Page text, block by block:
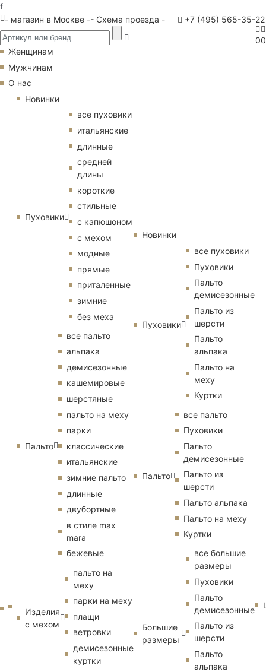
f
- магазин в Москве -- Схема проезда - +7 (495) 565-35-22
00
Женщинам
Мужчинам
О нас
Новинки
Пуховики
все пуховики
итальянские
длинные
средней
длины
короткие
стильные
с капюшоном
с мехом
модные
прямые
приталенные
зимние
без меха
Пальто
все пальто
альпака
демисезонные
кашемировые
шерстяные
пальто на меху
парки
классические
итальянские
зимние пальто
длинные
двубортные
в стиле max
mara
бежевые
Изделия
с мехом
пальто на
меху
парки на меху
плащи
ветровки
демисезонные
куртки
Новинки
Пуховики
все пуховики
Пуховики
Пальто
демисезонные
Пальто из
шерсти
Пальто
альпака
Пальто на
меху
Куртки
Пальто
все пальто
Пуховики
Пальто
демисезонные
Пальто из
шерсти
Пальто альпака
Пальто на меху
Куртки
Большие
размеры
все большие
размеры
Пуховики
Пальто
демисезонные
Пальто из
шерсти
Пальто
альпака